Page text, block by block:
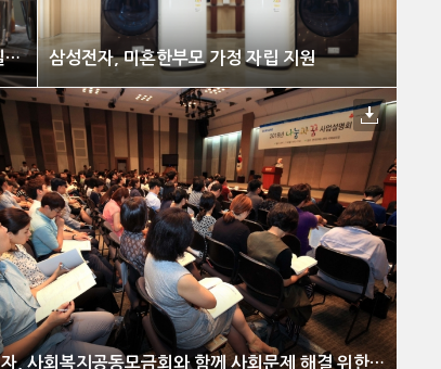
삼성전자,‘카페 休:휴’통해 지역사회 일자리 창출 삼성전자, 미혼한부모 가정 자립 지원
삼성전자, 사회복지공동모금회와 함께 사회문제 해결 위한 ‘나눔과 꿈’ 사업 공모